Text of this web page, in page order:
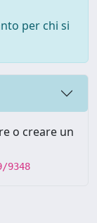
per chi si
o creare un
9348